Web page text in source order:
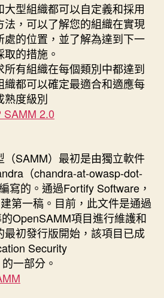
型組織都可以自定義和採用
法，可以了解您的組織在實現
的位置，並了解為達到下一
的措施。
有組織在每個類別中都達到
都可以確定最適合和適應每
熟度級別
SAMM 2.0
SAMM）最初是由獨立軟件
（chandra-at-owasp-dot-
寫的。通過Fortify Software，
第一稿。目前，此文件是通過
OpenSAMM項目進行維護和
最初發行版開始，該項目已成
Security
一部分。